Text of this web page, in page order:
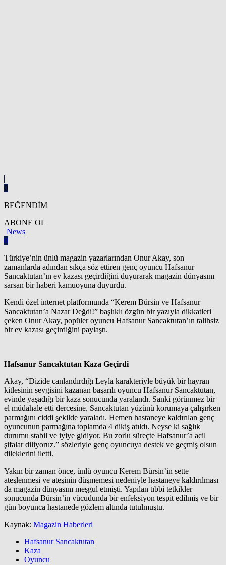
0
BEĞENDİM
ABONE OL
News
0
Türkiye’nin ünlü magazin yazarlarından Onur Akay, son
zamanlarda adından sıkça söz ettiren genç oyuncu Hafsanur
Sancaktutan’ın ev kazası geçirdiğini duyurarak magazin dünyasını
sarsan bir haberi kamuoyuna duyurdu.
Kendi özel internet platformunda “Kerem Bürsin ve Hafsanur
Sancaktutan’a Nazar Değdi!” başlıklı özgün bir yazıyla dikkatleri
çeken Onur Akay, popüler oyuncu Hafsanur Sancaktutan’ın talihsiz
bir ev kazası geçirdiğini paylaştı.
Hafsanur Sancaktutan Kaza Geçirdi
Akay, “Dizide canlandırdığı Leyla karakteriyle büyük bir hayran
kitlesinin sevgisini kazanan başarılı oyuncu Hafsanur Sancaktutan,
evinde yaşadığı bir kaza sonucunda yaralandı. Sanki görünmez bir
el müdahale etti dercesine, Sancaktutan yüzünü korumaya çalışırken
parmağını ciddi şekilde yaraladı. Hemen hastaneye kaldırılan genç
oyuncunun parmağına toplamda 4 dikiş atıldı. Neyse ki sağlık
durumu stabil ve iyiye gidiyor. Bu zorlu süreçte Hafsanur’a acil
şifalar diliyoruz.” sözleriyle genç oyuncuya destek ve geçmiş olsun
dileklerini iletti.
Yakın bir zaman önce, ünlü oyuncu Kerem Bürsin’in sette
ateşlenmesi ve ateşinin düşmemesi nedeniyle hastaneye kaldırılması
da magazin dünyasını meşgul etmişti. Yapılan tıbbi tetkikler
sonucunda Bürsin’in vücudunda bir enfeksiyon tespit edilmiş ve bir
gün boyunca hastanede gözlem altında tutulmuştu.
Kaynak: Magazin Haberleri
Hafsanur Sancaktutan
Kaza
Oyuncu